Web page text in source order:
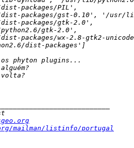
mailman/listinfo/portugal